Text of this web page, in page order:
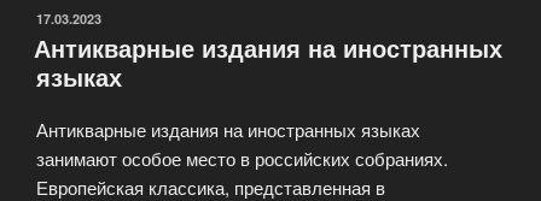
где
книгу?»
ОПУБЛИКОВАНО
17.03.2023
Антикварные издания на иностранных
языках
Антикварные издания на иностранных языках
занимают особое место в российских собраниях.
Европейская классика, представленная в